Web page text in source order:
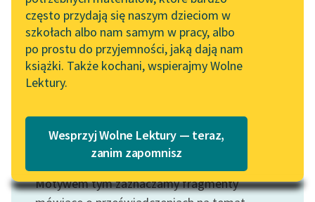
„Kochanek Lady
Chatterley” do słuchania
na Wolnych Lekturach
Nowy audiobook –
„Marzenie o Oriencie”
Lektury szkolne i klasyka
OAI-PMH
Widget Wolnych Lektur
Przypisy
Katalog w formacie PDF
często przydają się naszym dzieciom w
szkołach albo nam samym w pracy, albo
po prostu do przyjemności, jaką dają nam
książki. Także kochani, wspierajmy Wolne
Lektury.
Wesprzyj Wolne Lektury — teraz,
zanim zapomnisz
Tak jak przed chwilą
gospodarz, spytała i...
Czytaj więcej
Motyw: Matka
Motywem tym zaznaczamy fragmenty